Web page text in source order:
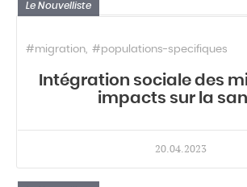
Le Nouvelliste
#migration #populations-specifiques
Intégration sociale des
impacts sur la
20.04.2023